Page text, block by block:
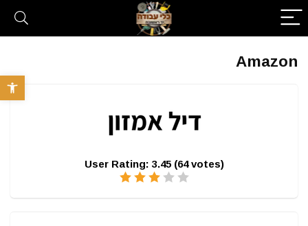
פתח
Amazon
User Rating: 3.45 (64votes)